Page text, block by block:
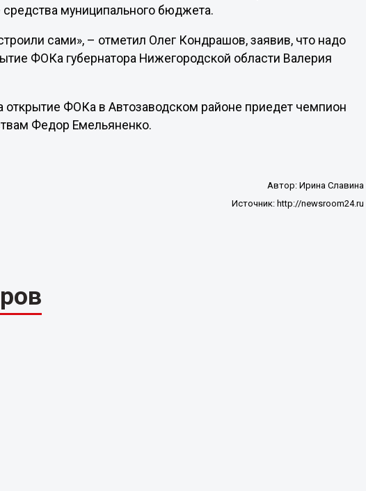
муниципального бюджета.
сами», – отметил Олег Кондрашов, заявив, что надо
ФОКа губернатора Нижегородской области Валерия
открытие ФОКа в Автозаводском районе приедет чемпион
Федор Емельяненко.
Автор: Ирина Славина
Источник: http://newsroom24.ru